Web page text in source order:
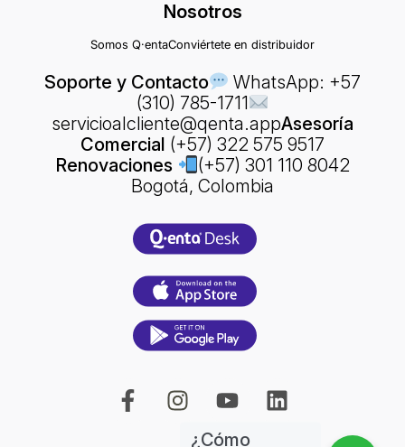
Nosotros
Somos Q·entaConviértete en distribuidor
Soporte y Contacto
WhatsApp: +57
(310) 785-1711
servicioalcliente@qenta.appAsesoría
Comercial (+57) 322 575 9517
Renovaciones
(+57) 301 110 8042
Bogotá, Colombia
¿Cómo